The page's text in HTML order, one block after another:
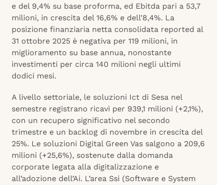
e del 9,4% su base proforma, ed Ebitda pari a 53,7
milioni, in crescita del 16,6% e dell’8,4%. La
posizione finanziaria netta consolidata reported al
31 ottobre 2025 è negativa per 119 milioni, in
miglioramento su base annua, nonostante
investimenti per circa 140 milioni negli ultimi
dodici mesi.
A livello settoriale, le soluzioni Ict di Sesa nel
semestre registrano ricavi per 939,1 milioni (+2,1%),
con un recupero significativo nel secondo
trimestre e un backlog di novembre in crescita del
25%. Le soluzioni Digital Green Vas salgono a 209,6
milioni (+25,6%), sostenute dalla domanda
corporate legata alla digitalizzazione e
all’adozione dell’Ai. L’area Ssi (Software e System